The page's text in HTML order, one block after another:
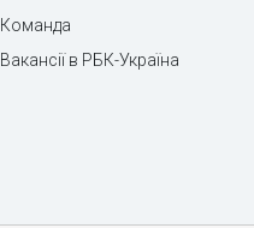
Команда
Вакансії в РБК-Україна